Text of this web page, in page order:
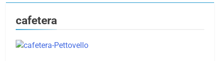
cafetera